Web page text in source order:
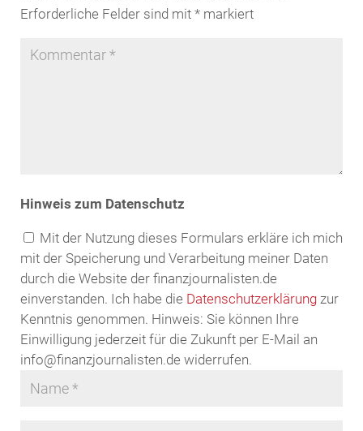
Erforderliche Felder sind mit *markiert
Hinweis zum Datenschutz
Mit der Nutzung dieses Formulars erkläre ich mich
mit der Speicherung und Verarbeitung meiner Daten
durch die Website der finanzjournalisten.de
einverstanden. Ich habe die Datenschutzerklärungzur
Kenntnis genommen. Hinweis: Sie können Ihre
Einwilligung jederzeit für die Zukunft per E-Mail an
info@finanzjournalisten.de widerrufen.